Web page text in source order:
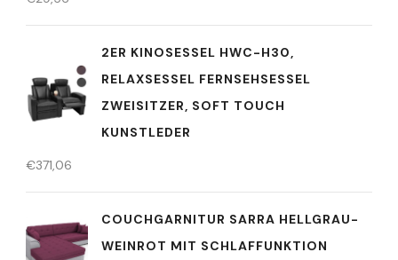
2ER KINOSESSEL HWC-H30,
RELAXSESSEL FERNSEHSESSEL
ZWEISITZER, SOFT TOUCH
KUNSTLEDER
€371,06
COUCHGARNITUR SARRA HELLGRAU-
WEINROT MIT SCHLAFFUNKTION